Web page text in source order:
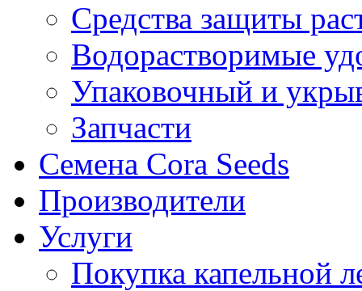
Средства защиты
Водорастворимые
Упаковочный и
Запчасти
Семена Cora Seeds
Производители
Услуги
Покупка капельной